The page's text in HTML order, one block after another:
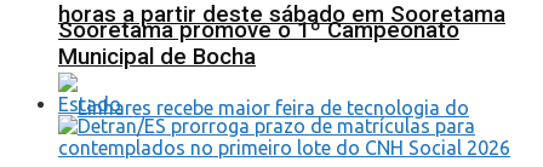
horas a partir deste sábado em Sooretama
Sooretama promove o 1º Campeonato
Municipal de Bocha
Estado